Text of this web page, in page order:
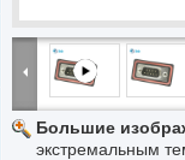
Большие
экстремальным